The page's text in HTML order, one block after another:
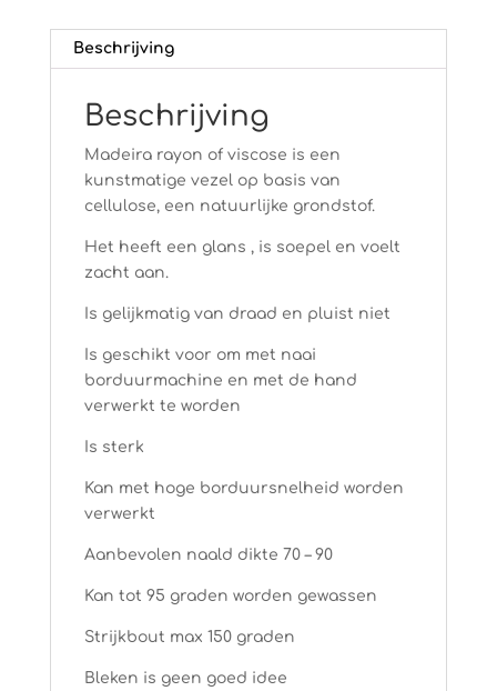
Beschrijving
Beschrijving
Madeira rayon of viscose is een
kunstmatige vezel op basis van
cellulose, een natuurlijke grondstof.
Het heeft een glans , is soepel en voelt
zacht aan.
Is gelijkmatig van draad en pluist niet
Is geschikt voor om met naai
borduurmachine en met de hand
verwerkt te worden
Is sterk
Kan met hoge borduursnelheid worden
verwerkt
Aanbevolen naald dikte 70 – 90
Kan tot 95 graden worden gewassen
Strijkbout max 150 graden
Bleken is geen goed idee